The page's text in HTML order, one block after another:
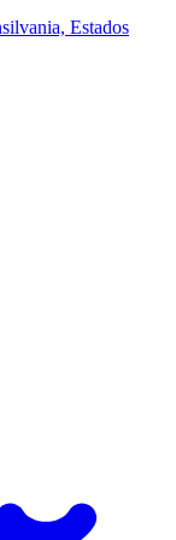
Estados